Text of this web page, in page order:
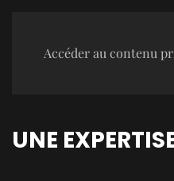
Accéder au contenu
UNE